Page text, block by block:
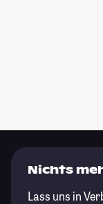
Nichts
Lass uns in